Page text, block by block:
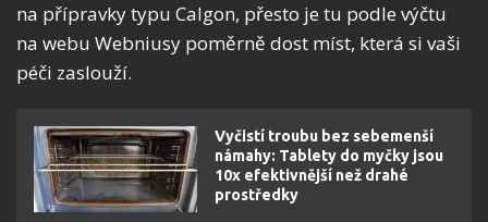
na přípravky typu Calgon, přesto je tu podle výčtu
na webu Webniusy poměrně dost míst, která si vaši
péči zaslouží.
Vyčistí troubu bez sebemenší
námahy: Tablety do myčky jsou
10x efektivnější než drahé
prostředky